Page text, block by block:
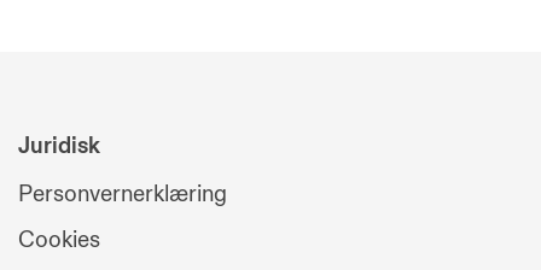
Juridisk
Personvernerklæring
Cookies